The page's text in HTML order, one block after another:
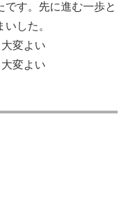
す。先に進む一歩と
した。
変よい
変よい